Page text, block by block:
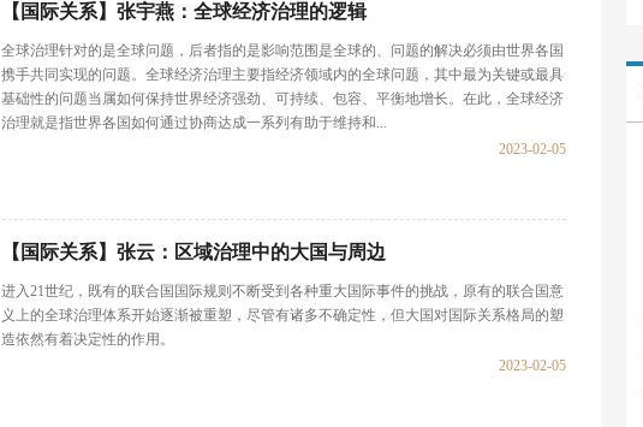
【国际关系】张宇燕：全球经济治理的逻辑
全球治理针对的是全球问题，后者指的是影响范围是全球的、问题的解决必须由世界各国
携手共同实现的问题。全球经济治理主要指经济领域内的全球问题，其中最为关键或最具
基础性的问题当属如何保持世界经济强劲、可持续、包容、平衡地增长。在此，全球经济
治理就是指世界各国如何通过协商达成一系列有助于维持和...
2023-02-05
【国际关系】张云：区域治理中的大国与周边
进入21世纪，既有的联合国国际规则不断受到各种重大国际事件的挑战，原有的联合国意
义上的全球治理体系开始逐渐被重塑，尽管有诸多不确定性，但大国对国际关系格局的塑
造依然有着决定性的作用。
2023-02-05